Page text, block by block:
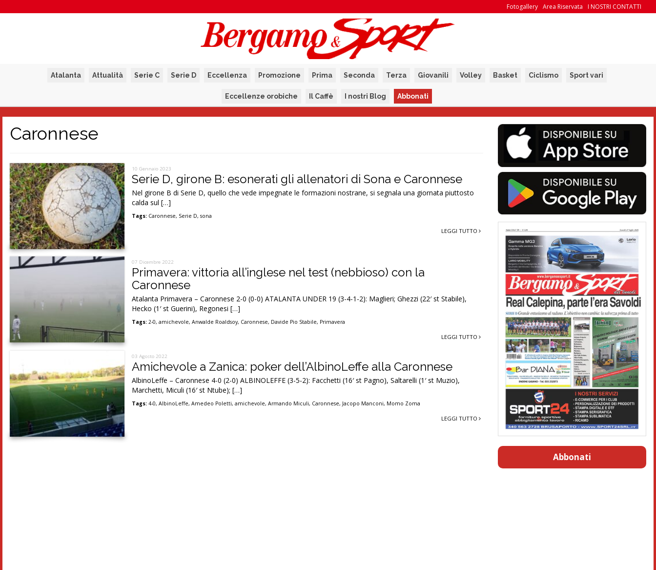
I NOSTRI CONTATTI
Area Riservata
Fotogallery
Atalanta Attualità Serie C Serie D Eccellenza Promozione Prima Seconda Terza Giovanili Volley Basket Ciclismo Sport vari
Eccellenze orobiche Il Caffè I nostri Blog Abbonati
Caronnese
10 Gennaio 2023
Serie D, girone B: esonerati gli allenatori di Sona e Caronnese
Nel girone B di Serie D, quello che vede impegnate le formazioni nostrane, si segnala una giornata piuttosto
calda sul […]
Tags: Caronnese, Serie D,sona
LEGGI TUTTO
07 Dicembre 2022
Primavera: vittoria all’inglese nel test (nebbioso) con la
Caronnese
Atalanta Primavera – Caronnese 2-0 (0-0) ATALANTA UNDER 19 (3-4-1-2): Maglieri; Ghezzi (22′ st Stabile),
Hecko (1′ st Guerini), Regonesi […]
Tags: 2-0,amichevole,Anwalde Roaldsoy, Caronnese, Davide Pio Stabile, Primavera
LEGGI TUTTO
03 Agosto 2022
Amichevole a Zanica: poker dell’AlbinoLeffe alla Caronnese
AlbinoLeffe – Caronnese 4-0 (2-0) ALBINOLEFFE (3-5-2): Facchetti (16′ st Pagno), Saltarelli (1′ st Muzio),
Marchetti, Miculi (16′ st Ntube); […]
Tags: 4-0,AlbinoLeffe,Amedeo Poletti,amichevole,Armando Miculi, Caronnese, Jacopo Manconi, Momo Zoma
LEGGI TUTTO
Abbonati